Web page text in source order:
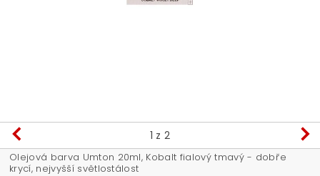
1 z 2
Olejová barva Umton 20ml, Kobalt fialový tmavý - dobře
krycí, nejvyšší světlostálost